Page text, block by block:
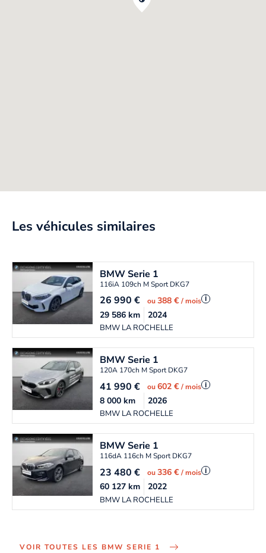
Les véhicules similaires
BMWSerie 1
116iA 109ch M Sport DKG7
26 990€ ou388 €/ mois i
BMW LA ROCHELLE
29 586km 2024
BMWSerie 1
120A 170ch M Sport DKG7
41 990€ ou602 €/ mois i
BMW LA ROCHELLE
8 000km 2026
BMWSerie 1
116dA 116ch M Sport DKG7
23 480€ ou336 €/ mois i
BMW LA ROCHELLE
60 127km 2022
VOIR TOUTES LES BMW SERIE 1